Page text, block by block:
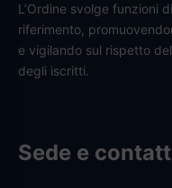
L’Ordine svolge funzioni
riferimento,
e vigilando sul rispetto
degli iscritti.
Sede e